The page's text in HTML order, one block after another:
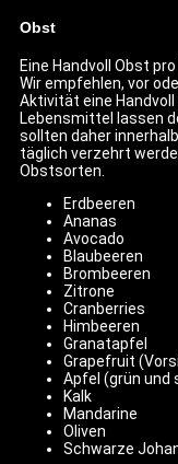
Obst
Eine Handvoll Obst
Wir empfehlen, vor
Aktivität eine
Lebensmittel lassen
sollten daher
täglich verzehrt
Obstsorten.
Erdbeeren
Ananas
Avocado
Blaubeeren
Brombeeren
Zitrone
Cranberries
Himbeeren
Granatapfel
Grapefruit
Apfel (grün und
Kalk
Mandarine
Oliven
Schwarze